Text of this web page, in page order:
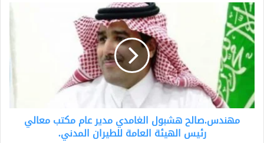
مهندس.صالح
هشبول
الغامدي
مدير
عام
مكتب
معالي
رئيس
الهيئة
العامةمهندس.صالح هشبول الغامدي مدير عام مكتب معالي
رئيس الهيئة العامة للطيران المدني.